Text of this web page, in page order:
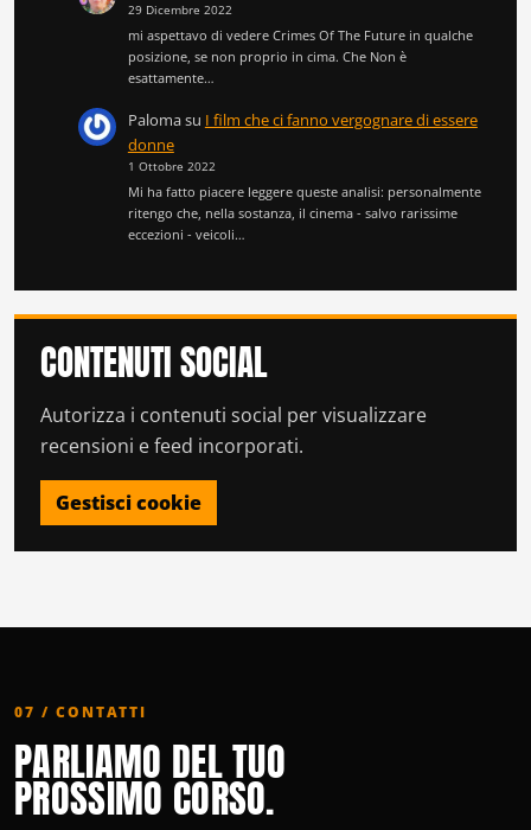
29 Dicembre 2022
mi aspettavo di vedere Crimes Of The Future in qualche
posizione, se non proprio in cima. Che Non è
esattamente…
Palomasu I film che ci fanno vergognare di essere
donne
1 Ottobre 2022
Mi ha fatto piacere leggere queste analisi: personalmente
ritengo che, nella sostanza, il cinema - salvo rarissime
eccezioni - veicoli…
CONTENUTI SOCIAL
Autorizza i contenuti social per visualizzare
recensioni e feed incorporati.
Gestisci cookie
07 / CONTATTI
PARLIAMO DEL TUO
PROSSIMO CORSO.